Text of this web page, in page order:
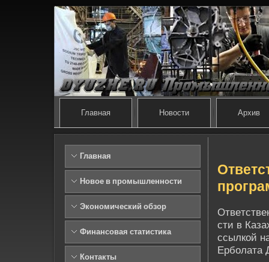
Главная Новости Архив
Главная
Новое в промышленности
Экономический обзор
Финансовая статистика
Контакты
сти в
ссылкой
Ерболата